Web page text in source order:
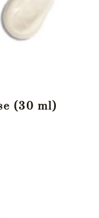
(30 ml)